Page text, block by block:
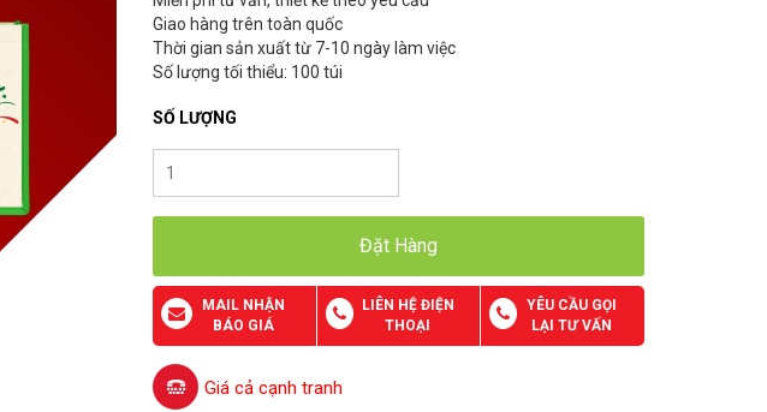
Giao hàng trên toàn quốc
Thời gian sản xuất từ 7-10 ngày làm việc
Số lượng tối thiểu: 100 túi
SỐ LƯỢNG
Đặt Hàng
MAIL NHẬN
BÁO GIÁ
LIÊN HỆ ĐIỆN
THOẠI
YÊU CẦU GỌI
LẠI TƯ VẤN
Giá cả cạnh tranh